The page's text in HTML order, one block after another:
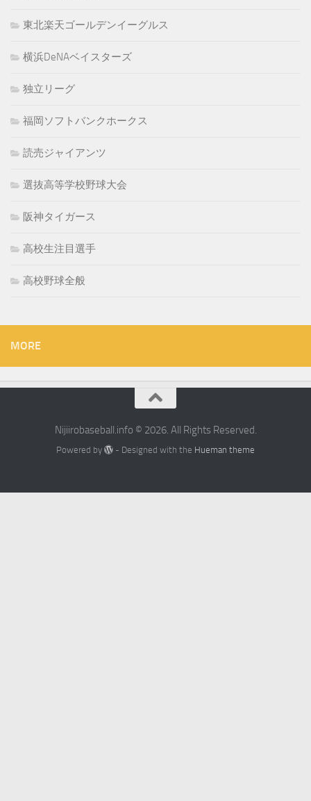
東北楽天ゴールデンイーグルス
横浜DeNAベイスターズ
独立リーグ
福岡ソフトバンクホークス
読売ジャイアンツ
選抜高等学校野球大会
阪神タイガース
高校生注目選手
高校野球全般
MORE
Nijiirobaseball.info © 2026. All Rights Reserved.
Powered by - Designed with the Hueman theme